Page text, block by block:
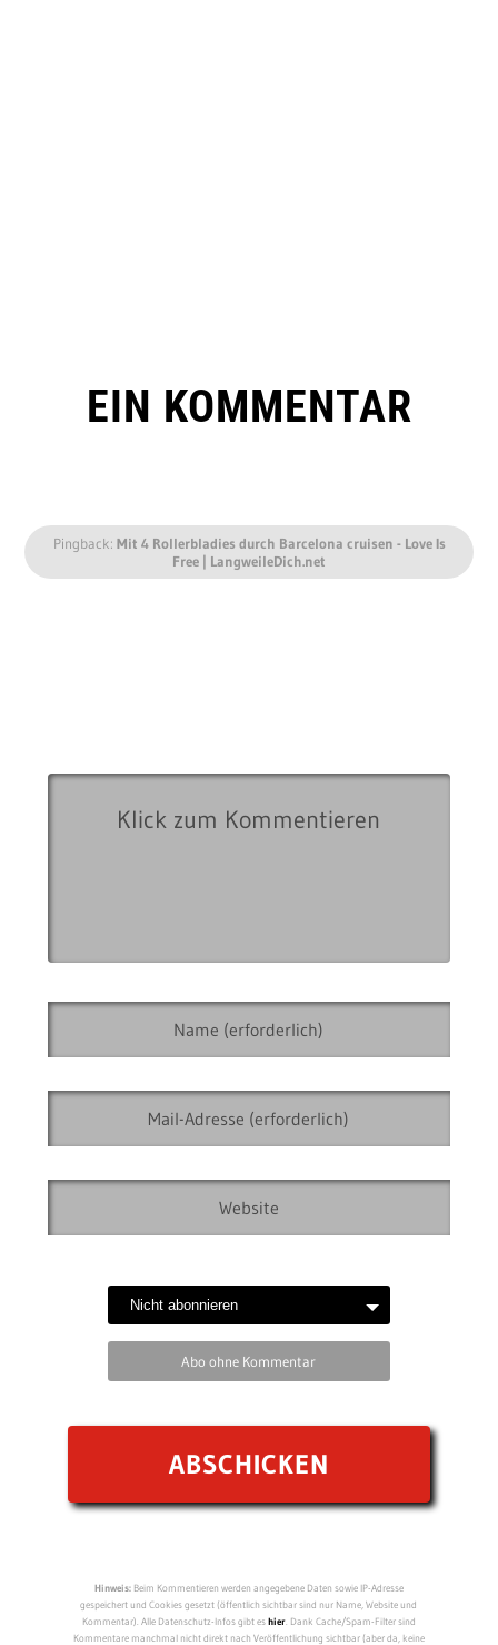
EIN KOMMENTAR
Pingback: Mit 4 Rollerbladies durch Barcelona cruisen - Love Is
Free | LangweileDich.net
Abo ohne Kommentar
Hinweis:Beim Kommentieren werden angegebene Daten sowie IP-Adresse
gespeichert und Cookies gesetzt (öffentlich sichtbar sind nur Name, Website und
Kommentar). Alle Datenschutz-Infos gibt eshier. Dank Cache/Spam-Filter sind
Kommentare manchmal nicht direkt nach Veröffentlichung sichtbar (aber da, keine